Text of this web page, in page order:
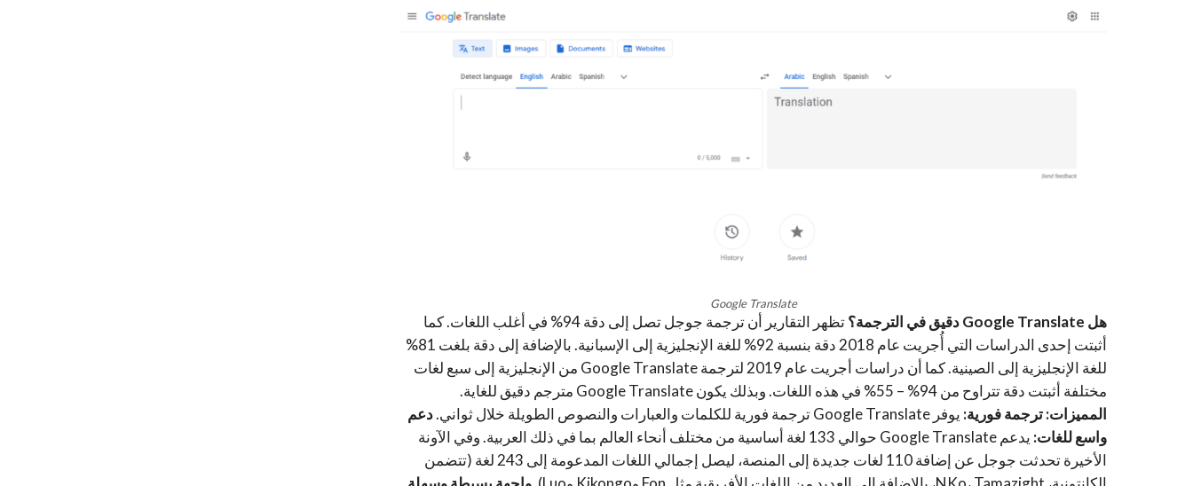
Google Translate
هل Google Translateدقيق في الترجمة؟
تظهر التقارير أن ترجمة جوجل تصل إلى دقة 94% في أغلب اللغات. كما
أثبتت إحدى الدراسات التي أُجريت عام 2018 دقة بنسبة 92% للغة الإنجليزية إلى الإسبانية. بالإضافة إلى دقة بلغت 81%
للغة الإنجليزية إلى الصينية. كما أن دراسات أجريت عام 2019 لترجمة Google Translate من الإنجليزية إلى سبع لغات
مختلفة أثبتت دقة تتراوح من 94% – 55% في هذه اللغات. وبذلك يكون Google Translate مترجم دقيق للغاية.
المميزات:ترجمة فورية: يوفر Google Translate ترجمة فورية للكلمات والعبارات والنصوص الطويلة خلال ثواني.
دعم
واسع للغات:
يدعم Google Translate حوالي 133 لغة أساسية من مختلف أنحاء العالم بما في ذلك العربية. وفي الآونة
الأخيرة تحدثت جوجل عن إضافة 110 لغات جديدة إلى المنصة، ليصل إجمالي اللغات المدعومة إلى 243 لغة (تتضمن